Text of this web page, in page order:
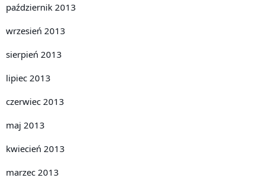
październik 2013
wrzesień 2013
sierpień 2013
lipiec 2013
czerwiec 2013
maj 2013
kwiecień 2013
marzec 2013